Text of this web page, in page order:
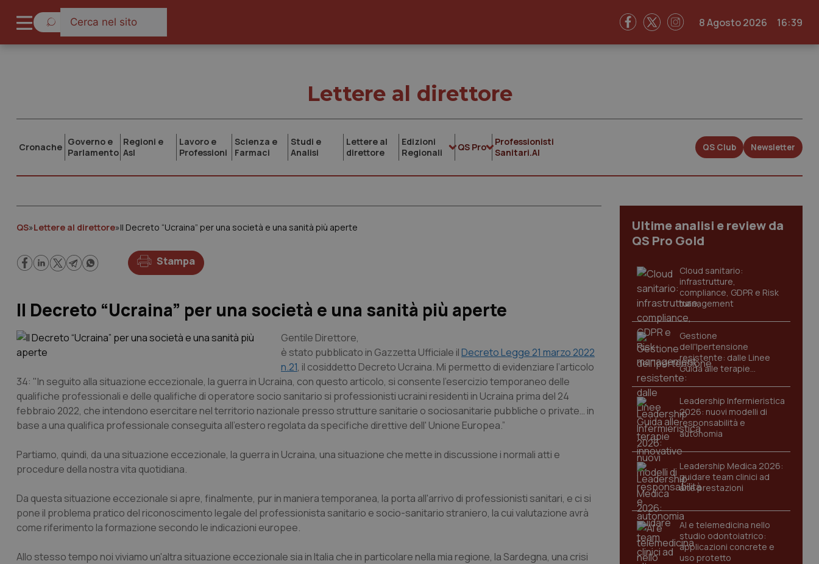
8 Agosto 2026 16:39
Lettere al direttore
Cronache Governo e
Parlamento
Regioni e
Asl
Lavoro e
Professioni
Scienza e
Farmaci
Studi e
Analisi
Lettere al
direttore
Edizioni
Regionali
QS Pro
Professionisti
Sanitari.AI
QS Club Newsletter
QS»Lettere al direttore»Il Decreto “Ucraina” per una società e una sanità più aperte
Stampa
Il Decreto “Ucraina” per una società e una sanità più aperte
Gentile Direttore,
è stato pubblicato in Gazzetta Ufficiale ilDecreto Legge 21 marzo 2022
n.21, il cosiddetto Decreto Ucraina. Mi permetto di evidenziare l’articolo
34: "In seguito alla situazione eccezionale, la guerra in Ucraina, con questo articolo, si consente l'esercizio temporaneo delle
qualifiche professionali e delle qualifiche di operatore socio sanitario si professionisti ucraini residenti in Ucraina prima del 24
febbraio 2022, che intendono esercitare nel territorio nazionale presso strutture sanitarie o sociosanitarie pubbliche o private… in
base a una qualifica professionale conseguita all'estero regolata da specifiche direttive dell' Unione Europea.”
Partiamo, quindi, da una situazione eccezionale, la guerra in Ucraina, una situazione che mette in discussione i normali atti e
procedure della nostra vita quotidiana.
Da questa situazione eccezionale si apre, finalmente, pur in maniera temporanea, la porta all'arrivo di professionisti sanitari, e ci si
pone il problema pratico del riconoscimento legale del professionista sanitario e socio-sanitario straniero, la cui valutazione avrà
come riferimento la formazione secondo le indicazioni europee.
Allo stesso tempo noi viviamo un'altra situazione eccezionale sia in Italia che in particolare nella mia regione, la Sardegna, una crisi
Ultime analisi e review da
QS Pro Gold
Cloud sanitario:
infrastrutture,
compliance, GDPR e Risk
management
Gestione
dell'Ipertensione
resistente: dalle Linee
Guida alle terapie
innovative
Leadership Infermieristica
2026: nuovi modelli di
responsabilità e
autonomia
Leadership Medica 2026:
guidare team clinici ad
alte prestazioni
AI e telemedicina nello
studio odontoiatrico:
applicazioni concrete e
uso protetto